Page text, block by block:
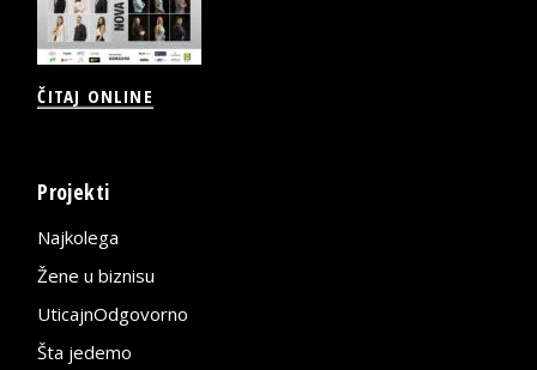
ČITAJ ONLINE
Projekti
Najkolega
Žene u biznisu
UticajnOdgovorno
Šta jedemo